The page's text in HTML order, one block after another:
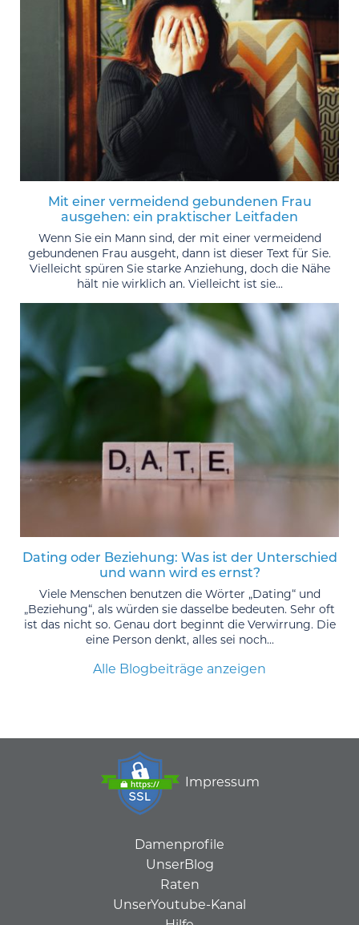
Mit einer vermeidend gebundenen Frau
ausgehen: ein praktischer Leitfaden
Wenn Sie ein Mann sind, der mit einer vermeidend
gebundenen Frau ausgeht, dann ist dieser Text für Sie.
Vielleicht spüren Sie starke Anziehung, doch die Nähe
hält nie wirklich an. Vielleicht ist sie...
Dating oder Beziehung: Was ist der Unterschied
und wann wird es ernst?
Viele Menschen benutzen die Wörter „Dating“ und
„Beziehung“, als würden sie dasselbe bedeuten. Sehr oft
ist das nicht so. Genau dort beginnt die Verwirrung. Die
eine Person denkt, alles sei noch...
Alle Blogbeiträge anzeigen
Impressum
Damenprofile
UnserBlog
Raten
UnserYoutube-Kanal